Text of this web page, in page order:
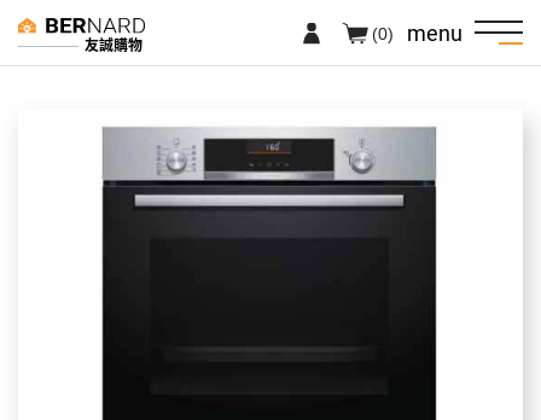
友誠購物 menu
(0)